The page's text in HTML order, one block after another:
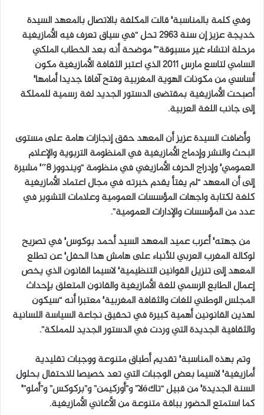
ن
ي
وفي كلمة بالمناسبة٬ قالت المكلفة بالاتصال بالمعهد السيدة
خديجة عزيز إن سنة 2963 تحل “في سياق تعرف فيه الأمازيغية
مرحلة انتشاء غير مسبوقة”٬ موضحة أنه بعد الخطاب الملكي
السامي لتاسع مارس 2011 الذي اعتبر الثقافة الأمازيغية مكون
أساسي من مكونات الهوية المغربية وفتح آفاقا جديدا أمامها٬
أصبحت الأمازيغية بمقتضى الدستور الجديد لغة رسمية للمملكة
إلى جانب اللغة العربية.
وأضافت السيدة عزيز أن المعهد حقق إنجازات هامة على مستوى
البحث والنشر وإدماج الأمازيغية في المنظومة التربوية والإعلام
العمومي٬ وإدراج الحرف الأمازيغي في منظومة “ويندووز 8″٬ مشيرة
إلى أن المعهد “لم يفتأ يقدم خبرته في مجال اعتماد الأمازيغية
كلغة لكتابة واجهات المؤسسات العمومية وعلامات التشوير في
عدد من المؤسسات والإدارات العمومية”.
من جهته٬ أعرب عميد المعهد السيد أحمد بوكوس٬ في تصريح
لوكالة المغرب العربي للأنباء على هامش هذا الحفل٬ عن تطلع
المعهد إلى تنزيل القوانين التنظيمية٬ لاسيما القانون الذي يخص
إعمال الطابع الرسمي للغة الأمازيغية والقانون المتعلق بإحداث
المجلس الوطني للغات والثقافة المغربية٬ معتبرا أنه “سيكون
لهذين القانونين أهمية كبيرة في تحقيق نجاعة السياسة اللسانية
والثقافية الجديدة التي وردت في الدستور الجديد للمملكة”.
وتم بهذه المناسبة٬ تقديم أطباق متنوعة ووجبات تقليدية
أمازيغية٬ لاسيما بعض الوجبات التي تعد خصيصا للاحتفال بحلول
السنة الجديدة٬ من قبيل “تاكóلا” و”أوركيمن” و”بركوكس” و”أملو”٬
كما استمتع الحضور بباقة متنوعة من الأغاني الأمازيغية.